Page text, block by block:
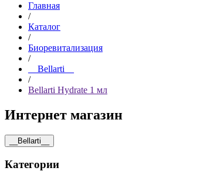
Главная
/
Каталог
/
Биоревитализация
/
__Bellarti__
/
Bellarti Hydrate 1 мл
Интернет магазин
__Bellarti__
Категории